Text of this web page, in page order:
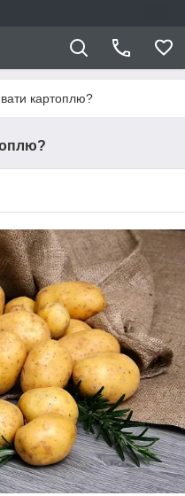
картоплю?